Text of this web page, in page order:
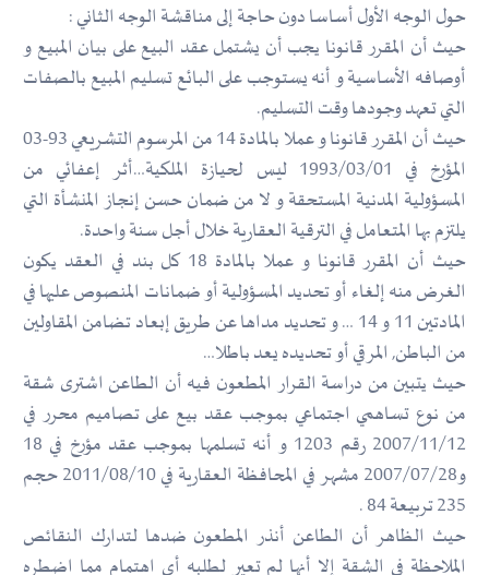
حول الوجه الأول أساسا دون حاجة إلى مناقشة الوجه الثاني :
حيث أن المقرر قانونا يجب أن يشتمل عقد البيع على بيان المبيع و
أوصافه الأساسية و أنه يستوجب على البائع تسليم المبيع بالصفات
التي تعهد وجودها وقت التسليم.
حيث أن المقرر قانونا و عملا بالمادة 14 من المرسوم التشريعي 93-03
المؤرخ في 1993/03/01 ليس لحيازة الملكية…أثر إعفائي من
المسؤولية المدنية المستحقة و لا من ضمان حسن إنجاز المنشأة التي
يلتزم بها المتعامل في الترقية العقارية خلال أجل سنة واحدة.
حيث أن المقرر قانونا و عملا بالمادة 18 كل بند في العقد يكون
الغرض منه إلغاء أو تحديد المسؤولية أو ضمانات المنصوص عليها في
المادتين 11 و 14 … و تحديد مداها عن طريق إبعاد تضامن المقاولين
من الباطن, المرقي أو تحديده يعد باطلا…
حيث يتبين من دراسة القرار المطعون فيه أن الطاعن اشترى شقة
من نوع تساهمي اجتماعي بموجب عقد بيع على تصاميم محرر في
2007/11/12 رقم 1203 و أنه تسلمها بموجب عقد مؤرخ في 18
و2007/07/28 مشهر في المحافظة العقارية في 2011/08/10 حجم
235 تربيعة 84 .
حيث الظاهر أن الطاعن أنذر المطعون ضدها لتدارك النقائص
الملاحظة في الشقة إلا أنها لم تعير لطلبه أي اهتمام مما اضطره